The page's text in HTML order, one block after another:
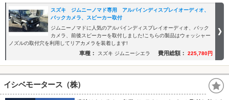
スズキ ジムニーノマド専用 アルパインディスプレイオーディオ、
バックカメラ、スピーカー取付
ジムニーノマドに人気のアルパインディスプレイオーディオ、バック
カメラ、前後スピーカーを取付しました!こちらの製品はウォッシャー
ノズルの取付穴を利用してリアカメラを装着します!
車種： スズキ ジムニーシエラ 費用総額： 225,780円
イシベモータース（株）